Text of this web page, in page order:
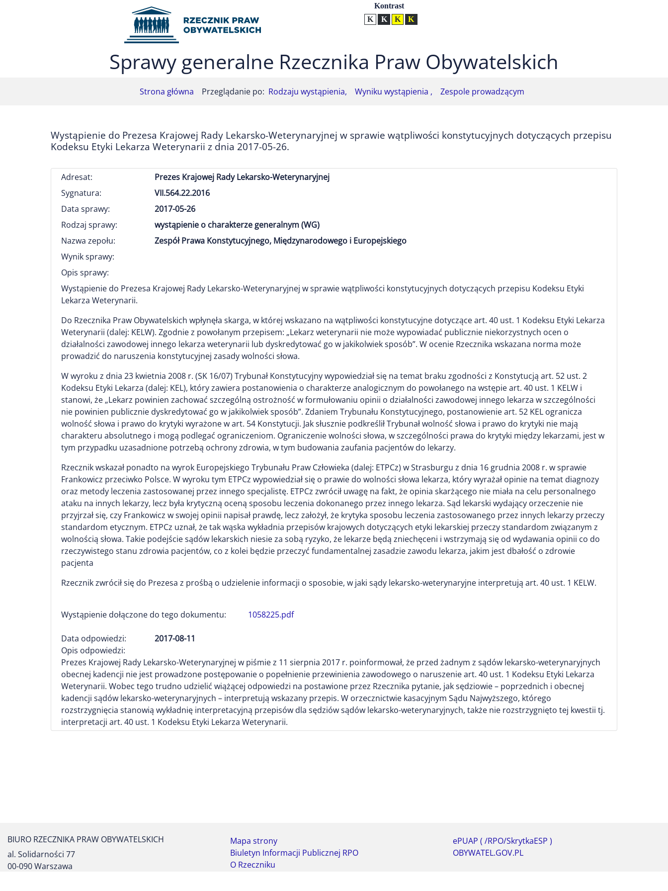
Przejdź do menu głównego (nacisnij Enter)
Przejdź do mapy serwisu (nacisnij Enter) UstawieniaKontrast
Kontrast normalny
Kontrast biały tekst na czarnym
Kontrast czarny tekst na żółtym
Sprawy generalne Rzecznika Praw Obywatelskich
Strona główna Przeglądanie po: Rodzaju wystąpienia, Wyniku wystąpienia , Zespole prowadzącym
Wystąpienie do Prezesa Krajowej Rady Lekarsko-Weterynaryjnej w sprawie wątpliwości konstytucyjnych dotyczących przepisu
Kodeksu Etyki Lekarza Weterynarii z dnia 2017-05-26.
Adresat:
Prezes Krajowej Rady Lekarsko-Weterynaryjnej
Sygnatura:
VII.564.22.2016
Data sprawy:
2017-05-26
Rodzaj sprawy:
wystąpienie o charakterze generalnym (WG)
Nazwa zepołu:
Zespół Prawa Konstytucyjnego, Międzynarodowego i Europejskiego
Wynik sprawy:
Opis sprawy:
Wystąpienie do Prezesa Krajowej Rady Lekarsko-Weterynaryjnej w sprawie wątpliwości konstytucyjnych dotyczących przepisu Kodeksu Etyki
Lekarza Weterynarii.
Do Rzecznika Praw Obywatelskich wpłynęła skarga, w której wskazano na wątpliwości konstytucyjne dotyczące art. 40 ust. 1 Kodeksu Etyki Lekarza
Weterynarii (dalej: KELW). Zgodnie z powołanym przepisem: „Lekarz weterynarii nie może wypowiadać publicznie niekorzystnych ocen o
działalności zawodowej innego lekarza weterynarii lub dyskredytować go w jakikolwiek sposób”. W ocenie Rzecznika wskazana norma może
prowadzić do naruszenia konstytucyjnej zasady wolności słowa.
W wyroku z dnia 23 kwietnia 2008 r. (SK 16/07) Trybunał Konstytucyjny wypowiedział się na temat braku zgodności z Konstytucją art. 52 ust. 2
Kodeksu Etyki Lekarza (dalej: KEL), który zawiera postanowienia o charakterze analogicznym do powołanego na wstępie art. 40 ust. 1 KELW i
stanowi, że „Lekarz powinien zachować szczególną ostrożność w formułowaniu opinii o działalności zawodowej innego lekarza w szczególności
nie powinien publicznie dyskredytować go w jakikolwiek sposób”. Zdaniem Trybunału Konstytucyjnego, postanowienie art. 52 KEL ogranicza
wolność słowa i prawo do krytyki wyrażone w art. 54 Konstytucji. Jak słusznie podkreślił Trybunał wolność słowa i prawo do krytyki nie mają
charakteru absolutnego i mogą podlegać ograniczeniom. Ograniczenie wolności słowa, w szczególności prawa do krytyki między lekarzami, jest w
tym przypadku uzasadnione potrzebą ochrony zdrowia, w tym budowania zaufania pacjentów do lekarzy.
Rzecznik wskazał ponadto na wyrok Europejskiego Trybunału Praw Człowieka (dalej: ETPCz) w Strasburgu z dnia 16 grudnia 2008 r. w sprawie
Frankowicz przeciwko Polsce. W wyroku tym ETPCz wypowiedział się o prawie do wolności słowa lekarza, który wyrażał opinie na temat diagnozy
oraz metody leczenia zastosowanej przez innego specjalistę. ETPCz zwrócił uwagę na fakt, że opinia skarżącego nie miała na celu personalnego
ataku na innych lekarzy, lecz była krytyczną oceną sposobu leczenia dokonanego przez innego lekarza. Sąd lekarski wydający orzeczenie nie
przyjrzał się, czy Frankowicz w swojej opinii napisał prawdę, lecz założył, że krytyka sposobu leczenia zastosowanego przez innych lekarzy przeczy
standardom etycznym. ETPCz uznał, że tak wąska wykładnia przepisów krajowych dotyczących etyki lekarskiej przeczy standardom związanym z
wolnością słowa. Takie podejście sądów lekarskich niesie za sobą ryzyko, że lekarze będą zniechęceni i wstrzymają się od wydawania opinii co do
rzeczywistego stanu zdrowia pacjentów, co z kolei będzie przeczyć fundamentalnej zasadzie zawodu lekarza, jakim jest dbałość o zdrowie
pacjenta
Rzecznik zwrócił się do Prezesa z prośbą o udzielenie informacji o sposobie, w jaki sądy lekarsko-weterynaryjne interpretują art. 40 ust. 1 KELW.
Wystąpienie dołączone do tego dokumentu: 1058225.pdf
Data odpowiedzi:
2017-08-11
Opis odpowiedzi:
Prezes Krajowej Rady Lekarsko-Weterynaryjnej w piśmie z 11 sierpnia 2017 r. poinformował, że przed żadnym z sądów lekarsko-weterynaryjnych
obecnej kadencji nie jest prowadzone postępowanie o popełnienie przewinienia zawodowego o naruszenie art. 40 ust. 1 Kodeksu Etyki Lekarza
Weterynarii. Wobec tego trudno udzielić wiążącej odpowiedzi na postawione przez Rzecznika pytanie, jak sędziowie – poprzednich i obecnej
kadencji sądów lekarsko-weterynaryjnych – interpretują wskazany przepis. W orzecznictwie kasacyjnym Sądu Najwyższego, którego
rozstrzygnięcia stanowią wykładnię interpretacyjną przepisów dla sędziów sądów lekarsko-weterynaryjnych, także nie rozstrzygnięto tej kwestii tj.
interpretacji art. 40 ust. 1 Kodeksu Etyki Lekarza Weterynarii.
BIURO RZECZNIKA PRAW OBYWATELSKICH
al. Solidarności 77
00-090 Warszawa
Mapa strony
Biuletyn Informacji Publicznej RPO
O Rzeczniku
ePUAP ( /RPO/SkrytkaESP )
OBYWATEL.GOV.PL